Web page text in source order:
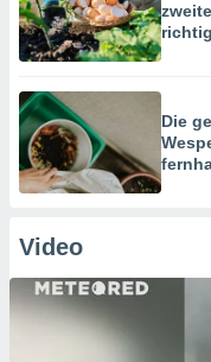
Die
Video